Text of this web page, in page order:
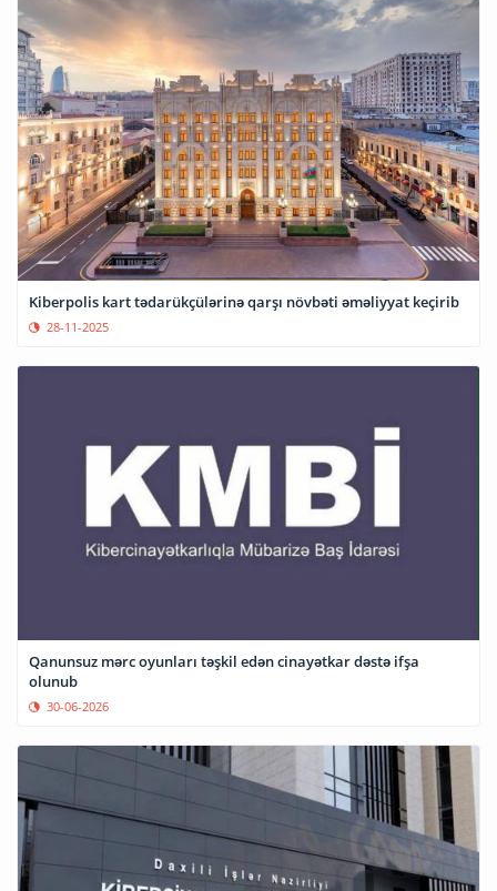
Kiberpolis kart tədarükçülərinə qarşı növbəti əməliyyat keçirib
28-11-2025
Qanunsuz mərc oyunları təşkil edən cinayətkar dəstə ifşa
olunub
30-06-2026